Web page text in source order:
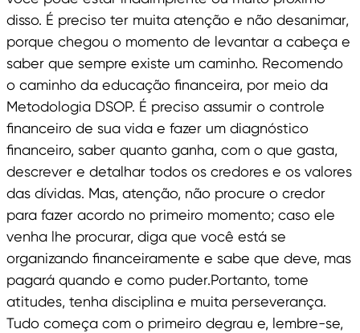
disso. É preciso ter muita atenção e não desanimar,
porque chegou o momento de levantar a cabeça e
saber que sempre existe um caminho. Recomendo
o caminho da educação financeira, por meio da
Metodologia DSOP. É preciso assumir o controle
financeiro de sua vida e fazer um diagnóstico
financeiro, saber quanto ganha, com o que gasta,
descrever e detalhar todos os credores e os valores
das dívidas. Mas, atenção, não procure o credor
para fazer acordo no primeiro momento; caso ele
venha lhe procurar, diga que você está se
organizando financeiramente e sabe que deve, mas
pagará quando e como puder.Portanto, tome
atitudes, tenha disciplina e muita perseverança.
Tudo começa com o primeiro degrau e, lembre-se,